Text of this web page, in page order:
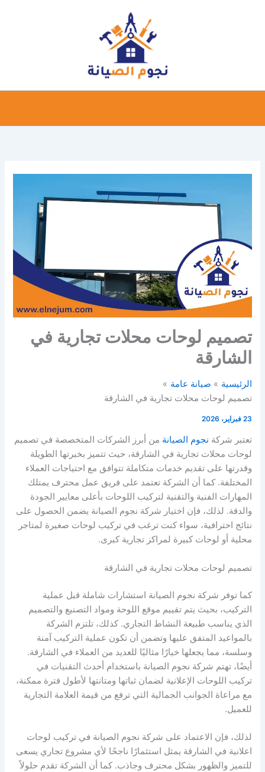
تصميم لوحات محلات تجارية في
الشارقة
الرئيسية
صيانة عامة
تصميم لوحات محلات تجارية في الشارقة
23 فبراير، 2026
تعتبر شركة نجوم الصيانة من أبرز الشركات المتخصصة في تصميم
لوحات محلات تجارية في الشارقة، حيث تتميز بخبرتها الطويلة
وقدرتها على تقديم خدمات متكاملة تتوافق مع احتياجات العملاء
المختلفة. كما أن الشركة تعتمد على فريق عمل محترف يمتلك
المهارات الفنية والتقنية لتركيب اللوحات بأعلى معايير الجودة
والدقة. لذلك، فإن اختيار شركة نجوم الصيانة يضمن الحصول على
نتائج احترافية، سواء كنت ترغب في تركيب لوحات صغيرة لمتاجر
محلية أو لوحات كبيرة لمراكز تجارية كبرى.
تصميم لوحات محلات تجارية في الشارقة
كما توفر شركة نجوم الصيانة استشارات شاملة قبل عملية
التركيب، بحيث يتم تقييم موقع اللوحة ومواد التصنيع والتصميم
الذي يناسب طبيعة النشاط التجاري. كذلك، تلتزم الشركة
بالمواعيد المتفق عليها وتضمن أن تكون عملية التركيب آمنة
وسلسة، مما يجعلها خيارًا مثاليًا للعديد من العملاء في الشارقة.
أيضًا، تهتم شركة نجوم الصيانة باستخدام أحدث التقنيات في
تركيب اللوحات الإعلانية لضمان ثباتها ومتانتها لأطول فترة ممكنة،
مع مراعاة الجوانب الجمالية التي ترفع من قيمة العلامة التجارية
للعميل.
لذلك، فإن الاعتماد على شركة نجوم الصيانة في تركيب لوحات
اعلانية في الشارقة يمثل استثمارًا ناجحًا لأي مشروع تجاري يسعى
للتميز والظهور بشكل محترف وجاذب. كما أن الشركة تقدم حلولاً